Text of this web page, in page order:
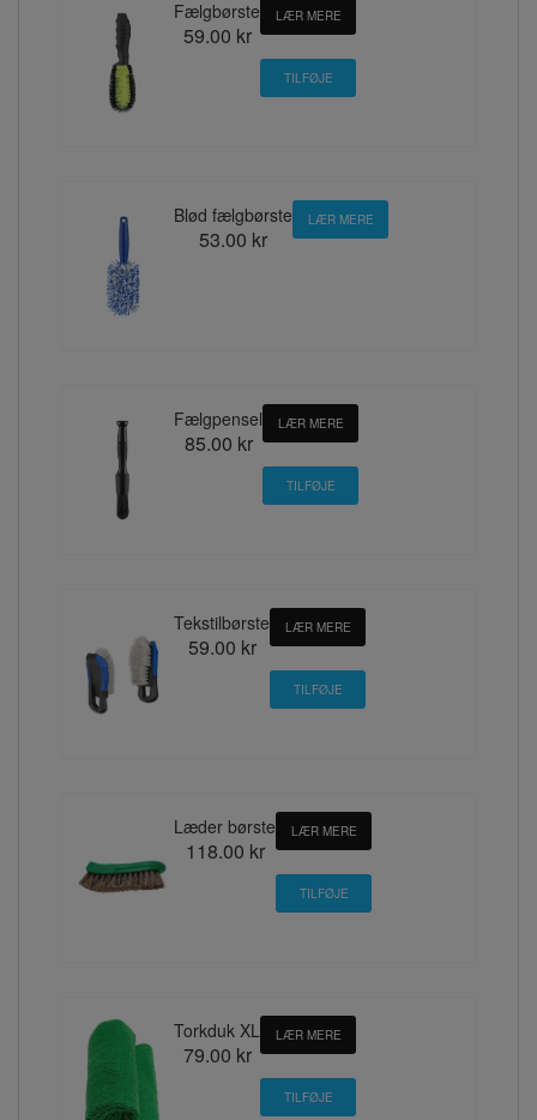
Fælgbørste
59.00 kr
LÆR MERE
Blød fælgbørste
53.00 kr
LÆR MERE
Fælgpensel
85.00 kr
LÆR MERE
Tekstilbørste
59.00 kr
LÆR MERE
Læder børste
118.00 kr
LÆR MERE
Torkduk XL
79.00 kr
LÆR MERE